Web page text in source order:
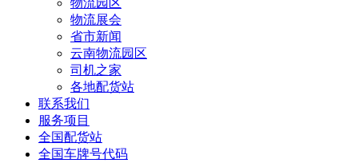
物流园区
物流展会
省市新闻
云南物流园区
司机之家
各地配货站
联系我们
服务项目
全国配货站
全国车牌号代码